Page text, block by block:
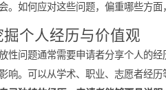
对于未来学术生涯的思考能力。
机会。如何应对这些问题，偏重哪
挖掘个人经历与价值
开放性问题通常需要申请者分享